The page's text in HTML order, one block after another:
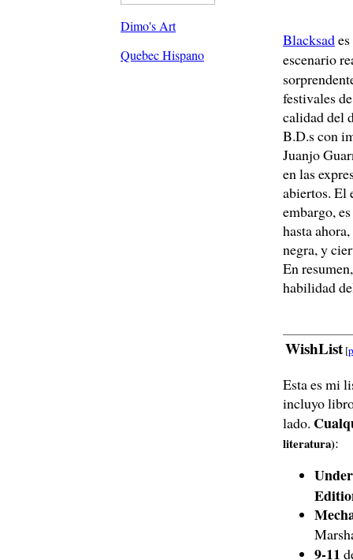
Dimo's Art
Quebec Hispano
Blacksad
escenario
festivales
calidad del
B.D.s con
Juanjo
en las
abiertos. El
embargo,
hasta
negra, y
En
habilidad
WishList [
Esta es mi
incluyo
lado.
literatura):
9-11